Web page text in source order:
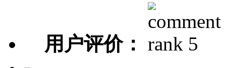
用户评价：